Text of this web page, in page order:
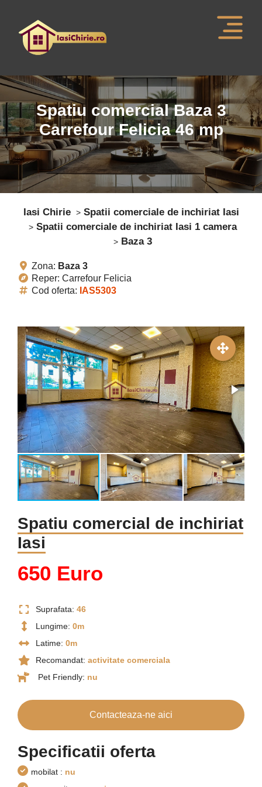
Spatiu comercial Baza 3
Carrefour Felicia46mp
Iasi Chirie
Spatii comerciale de inchiriat Iasi
Spatii comerciale de inchiriat Iasi 1 camera
Baza 3
Zona: Baza 3
Reper: Carrefour Felicia
Cod oferta: IAS5303
Spatiu comercial de inchiriat
Iasi
650 Euro
Suprafata: 46
Lungime: 0m
Latime: 0m
Recomandat: activitate comerciala
Pet Friendly: nu
Contacteaza-ne aici
Specificatii oferta
mobilat : nu